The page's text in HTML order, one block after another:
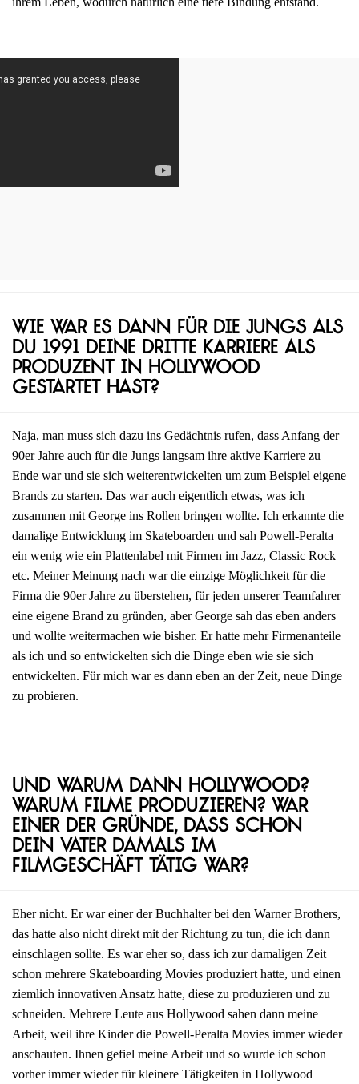
Wie war es dann für die Jungs als
du 1991 deine dritte Karriere als
Produzent in Hollywood
gestartet hast?
Naja, man muss sich dazu ins Gedächtnis rufen, dass Anfang der
90er Jahre auch für die Jungs langsam ihre aktive Karriere zu
Ende war und sie sich weiterentwickelten um zum Beispiel eigene
Brands zu starten. Das war auch eigentlich etwas, was ich
zusammen mit George ins Rollen bringen wollte. Ich erkannte die
damalige Entwicklung im Skateboarden und sah Powell-Peralta
ein wenig wie ein Plattenlabel mit Firmen im Jazz, Classic Rock
etc. Meiner Meinung nach war die einzige Möglichkeit für die
Firma die 90er Jahre zu überstehen, für jeden unserer Teamfahrer
eine eigene Brand zu gründen, aber George sah das eben anders
und wollte weitermachen wie bisher. Er hatte mehr Firmenanteile
als ich und so entwickelten sich die Dinge eben wie sie sich
entwickelten. Für mich war es dann eben an der Zeit, neue Dinge
zu probieren.
Und warum dann Hollywood?
Warum Filme produzieren? War
einer der Gründe, dass schon
dein Vater damals im
Filmgeschäft tätig war?
Eher nicht. Er war einer der Buchhalter bei den Warner Brothers,
das hatte also nicht direkt mit der Richtung zu tun, die ich dann
einschlagen sollte. Es war eher so, dass ich zur damaligen Zeit
schon mehrere Skateboarding Movies produziert hatte, und einen
ziemlich innovativen Ansatz hatte, diese zu produzieren und zu
schneiden. Mehrere Leute aus Hollywood sahen dann meine
Arbeit, weil ihre Kinder die Powell-Peralta Movies immer wieder
anschauten. Ihnen gefiel meine Arbeit und so wurde ich schon
vorher immer wieder für kleinere Tätigkeiten in Hollywood